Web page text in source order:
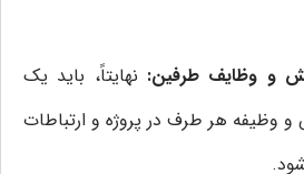
و وظایف طرفین: نهایتاً، باید یک
وظیفه هر طرف در پروژه و ارتباطات